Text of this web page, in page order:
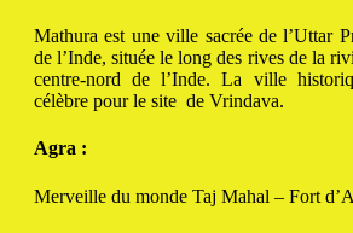
Mathura est une ville sacrée de l’Uttar
de l’Inde, située le long des rives de la
centre-nord de l’Inde.La ville
célèbre pour le site de Vrindava.
Agra :
Merveille du monde Taj Mahal – Fort